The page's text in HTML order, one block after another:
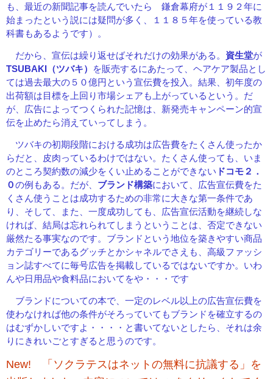
も、最近の新聞記事を読んでいたら 鎌倉幕府が１１９２年に
始まったという説には疑問が多く、１１８５年を使っている教
科書もあるようです）。
だから、宣伝は繰り返せばそれだけの効果がある。 資生堂が
TSUBAKI（ツバキ）
を販売するにあたって、ヘアケア製品とし
ては過去最大の５０億円という宣伝費を投入。結果、初年度の
出荷額は目標を上回り市場シェアも上がっているという。だ
が、広告によってつくられた記憶は、新発売キャンペーン的宣
伝を止めたら消えていってしまう。
ツバキの初期段階における成功は広告費をたくさん使ったか
らだと、皮肉っているわけではない。たくさん使っても、いま
のところ契約数の減少をくい止めることができない ドコモ２．
０の例もある。だが、 ブランド構築において、広告宣伝費をた
くさん使うことは成功するための非常に大きな第一条件であ
り、そして、また、一度成功しても、広告宣伝活動を継続しな
ければ、結局は忘れられてしまうということは、否定できない
厳然たる事実なのです。ブランドという地位を築きやすい商品
カテゴリーであるグッチとかシャネルでさえも
高級ファッシ
ョン誌すべてに毎号広告を掲載しているではないですか。いわ
んや日用品や食料品においてをや・・・です
ブランドについての本で、一定のレベル以上の広告宣伝費を
使わなければ他の条件がそろっていてもブランドを確立するの
はむずかしいですよ・・・・と書いてないとしたら、それは余
りにきれいごとすぎると思うのです。
New! 「ソクラテスはネットの無料に抗議する」を